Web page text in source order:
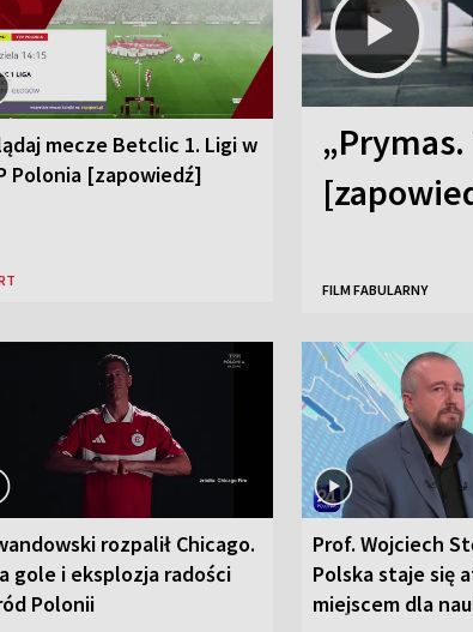
mecze Betclic 1. Ligi w
Polonia [zapowiedź]
FILM FABULARNY
rozpalił Chicago.
gole i eksplozja radości
Polonii
Prof. Wojciech
Polska staje się
miejscem dla